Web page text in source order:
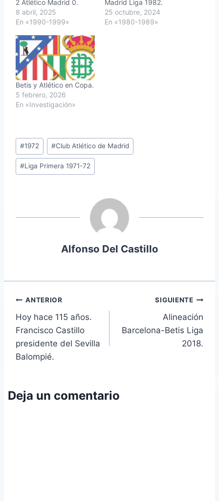
2 Atlético Madrid 0.
8 abril, 2025
En «1990-1999»
Madrid Liga 1982.
25 octubre, 2024
En «1980-1989»
Betis y Atlético en Copa.
5 febrero, 2026
En «Investigación»
Etiquetas
de
la
#1972 #Club Atlético de Madrid
#Liga Primera 1971-72
Alfonso Del Castillo
Navegación
de
entradas
ANTERIOR
Hoy hace 115 años.
Francisco Castillo
presidente del Sevilla
Balompié.
SIGUIENTE
Alineación
Barcelona-Betis Liga
2018.
Deja un comentario